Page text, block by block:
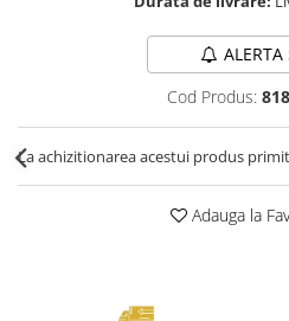
ALERTA
Cod Produs:
La achizitionarea acestui produs
Adauga la